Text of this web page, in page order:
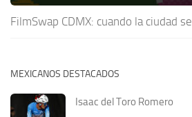
FilmSwap CDMX: cuando la ciudad
MEXICANOS DESTACADOS
Isaac del Toro Romero